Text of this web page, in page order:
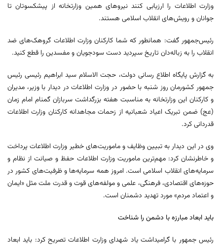
وزارت اطلاعات را ارزیابی کنند نیروهای همین وزارتخانه از پیشکسوتان تا
جوانان و رویش‌های انقلاب اسلامی هستند.
رئیس‌جمهور گفت: همانطور که شما کارکنان وزارت اطلاعات گروهک‌های ضد
انقلاب را به زباله‌دان تاریخ سپردید دست سودجویان و مفسدین را قطع کنید.
به گزارش پایگاه اطلاع رسانی دولت، حجت الاسلام سید ابراهیم رئیسی رئیس
جمهور کشورمان روز شنبه با حضور در وزارت اطلاعات در دیدار با وزیر، مدیران
و کارکنان این وزارتخانه به مناسبت هفته بزرگداشت سربازان گمنام امام زمان
(عج) ضمن تبریک اعیاد شعبانیه از زحمات مجاهدانه کارکنان وزارت اطلاعات
قدردانی کرد.
وی در این دیدار به تبیین وظایف و ماموریت‌های خطیر وزارت اطلاعات پرداخت
و خاطرنشان کرد: مهم‌ترین ماموریت وزارت اطلاعات حفظ و صیانت از نظام و
سرمایه‌های انقلاب اسلامی است. امروز همه سرمایه‌ها و ظرفیت‌های کشور در
حوزه‌های اقتصادی، فرهنگی، علمی و مولفه‌های قوت و قدرت ملت مثل «ایمان
و اعتماد مردم» مورد تهدید دشمنان است.
باید ابعاد مبارزه با دشمن را شناخت
رئیس جمهور با گرامیداشت یاد شهدای وزارت اطلاعات تصریح کرد: باید ابعاد